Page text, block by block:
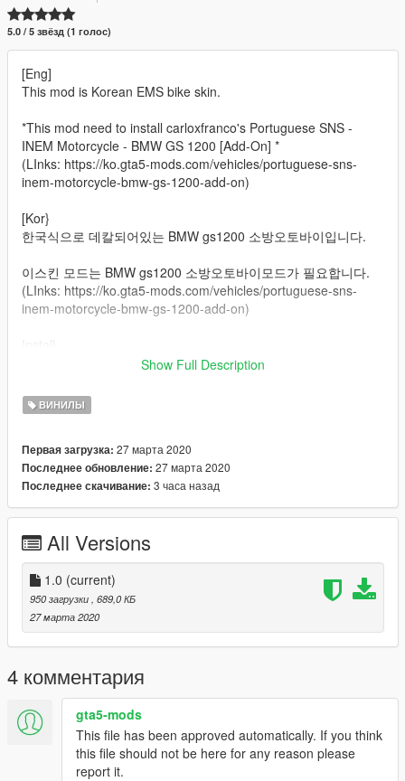
5.0 / 5 звёзд (1 голос)
[Eng]
This mod is Korean EMS bike skin.
*This mod need to install carloxfranco's Portuguese SNS -
INEM Motorcycle - BMW GS 1200 [Add-On] *
(LInks: https://ko.gta5-mods.com/vehicles/portuguese-sns-
inem-motorcycle-bmw-gs-1200-add-on)
[Kor}
한국식으로 데칼되어있는 BMW gs1200 소방오토바이입니다.
이스킨 모드는 BMW gs1200 소방오토바이모드가 필요합니다.
(LInks: https://ko.gta5-mods.com/vehicles/portuguese-sns-
inem-motorcycle-bmw-gs-1200-add-on)
1. Install original INEM Motorcycle - BMW GS 1200 mod
Maker
Discord 줴이미#6511
Show Full Description
ВИНИЛЫ
Первая загрузка: 27 марта 2020
Последнее обновление: 27 марта 2020
Последнее скачивание: 3 часа назад
All Versions
1.0 (current)
950 загрузки , 689,0 КБ
27 марта 2020
4 комментария
gta5-mods
This file has been approved automatically. If you think
this file should not be here for any reason please
report it.